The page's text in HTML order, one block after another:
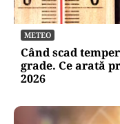
METEO
Când scad
grade. Ce arată
2026